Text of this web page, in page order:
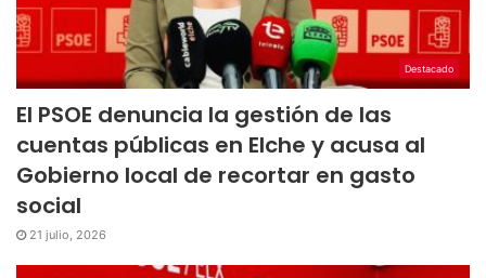
Destacado
El PSOE denuncia la gestión de las
cuentas públicas en Elche y acusa al
Gobierno local de recortar en gasto
social
21 julio, 2026